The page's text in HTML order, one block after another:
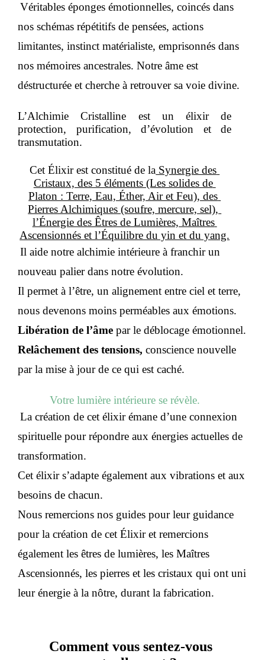
Véritables éponges émotionnelles, coincés dans
nos schémas répétitifs de pensées, actions
limitantes, instinct matérialiste, emprisonnés dans
nos mémoires ancestrales. Notre âme est
déstructurée et cherche à retrouver sa voie divine.
L’Alchimie Cristalline est un élixir de
protection, purification, d’évolution et de
transmutation.
Cet Élixir est constitué de la Synergie des
Cristaux, des 5 éléments (Les solides de
Platon : Terre, Eau, Éther, Air et Feu), des
Pierres Alchimiques (soufre, mercure, sel),
l’Énergie des Êtres de Lumières, Maîtres
Ascensionnés et l’Équilibre du yin et du yang.
Il aide notre alchimie intérieure à franchir un
nouveau palier dans notre évolution.
Il permet à l’être, un alignement entre ciel et terre,
Libération de l’âme
Relâchement des tensions, conscience nouvelle
par la mise à jour de ce qui est caché.
Votre lumière intérieure se révèle.
La création de cet élixir émane d’une connexion
spirituelle pour répondre aux énergies actuelles de
transformation.
Cet élixir s’adapte également aux vibrations et aux
besoins de chacun.
Nous remercions nos guides pour leur guidance
pour la création de cet Élixir et remercions
également les êtres de lumières, les Maîtres
Ascensionnés, les pierres et les cristaux qui ont uni
leur énergie à la nôtre, durant la fabrication.
Comment vous sentez-vous